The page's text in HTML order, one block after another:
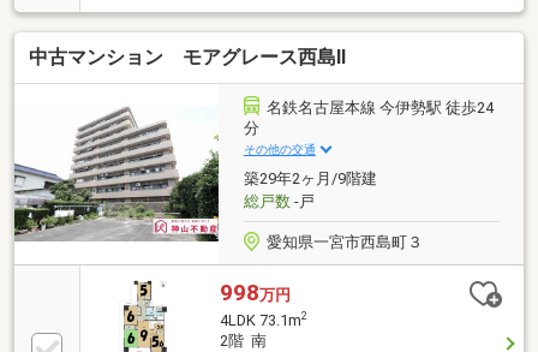
ムキッチン交換●ユニットバス交換●トイレ交換●洗面
台交換●洗濯パン交換●全ての建具交換●給湯器交換●ブ
レーカー交換●室内塗装●スイッチ・コンセント交換●
ハウスクリーニング
中古マンション モアグレース西島Ⅱ
名鉄名古屋本線 今伊勢駅 徒歩24
分
その他の交通
築29年2ヶ月/9階建
総戸数-戸
愛知県一宮市西島町３
998万円
4LDK 73.1m2
2階 南